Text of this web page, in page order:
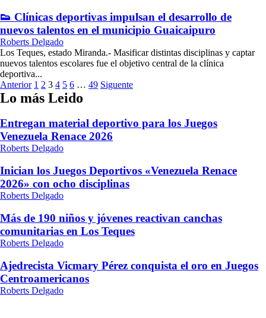
👟 Clínicas deportivas impulsan el desarrollo de
nuevos talentos en el municipio Guaicaipuro
Roberts Delgado
Los Teques, estado Miranda.- Masificar distintas disciplinas y captar
nuevos talentos escolares fue el objetivo central de la clínica
deportiva...
Paginación
de
entradas
Anterior 1 2 3 4 5 6 … 49 Siguente
Lo más Leido
Entregan material deportivo para los Juegos
Venezuela Renace 2026
Roberts Delgado
Inician los Juegos Deportivos «Venezuela Renace
2026» con ocho disciplinas
Roberts Delgado
Más de 190 niños y jóvenes reactivan canchas
comunitarias en Los Teques
Roberts Delgado
Ajedrecista Vicmary Pérez conquista el oro en Juegos
Centroamericanos
Roberts Delgado